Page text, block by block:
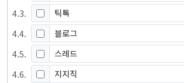
4.3. 틱톡
4.4. 블로그
4.5. 스레드
4.6. 지지직